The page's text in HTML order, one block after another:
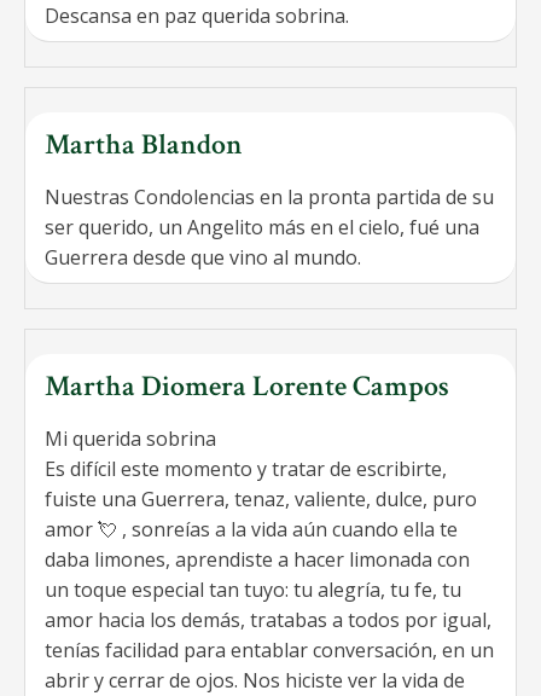
Descansa en paz querida sobrina.
Martha Blandon
Nuestras Condolencias en la pronta partida de su
ser querido, un Angelito más en el cielo, fué una
Guerrera desde que vino al mundo.
Martha Diomera Lorente Campos
Mi querida sobrina
Es difícil este momento y tratar de escribirte,
fuiste una Guerrera, tenaz, valiente, dulce, puro
amor 💘 , sonreías a la vida aún cuando ella te
daba limones, aprendiste a hacer limonada con
un toque especial tan tuyo: tu alegría, tu fe, tu
amor hacia los demás, tratabas a todos por igual,
tenías facilidad para entablar conversación, en un
abrir y cerrar de ojos. Nos hiciste ver la vida de